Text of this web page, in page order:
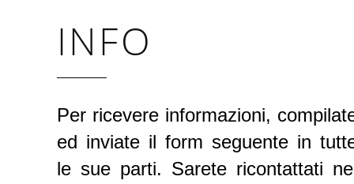
INFO
Per ricevere informazioni,
ed inviate il form seguente in
le sue parti. Sarete ricontattati